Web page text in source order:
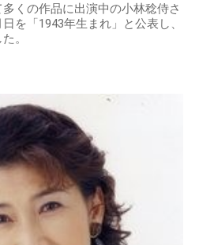
くの作品に出演中の小林稔侍さ
を「1943年生まれ」と公表し、
。